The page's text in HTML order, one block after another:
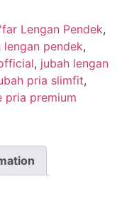
Lengan Pendek,
lengan pendek,
, jubah lengan
pria slimfit,
pria premium